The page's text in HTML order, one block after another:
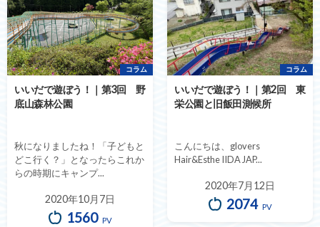
コラム
いいだで遊ぼう！｜第3回 野
底山森林公園
秋になりましたね！「子どもと
どこ行く？」となったらこれか
らの時期にキャンプ...
2020年10月7日
1560 PV
コラム
いいだで遊ぼう！｜第2回 東
栄公園と旧飯田測候所
こんにちは、glovers
Hair&Esthe IIDA JAP...
2020年7月12日
2074 PV